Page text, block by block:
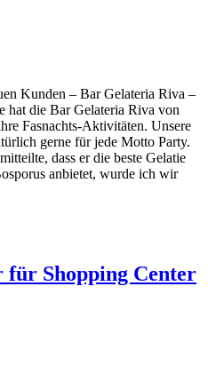
Kunden – Bar Gelateria Riva –
hat die Bar Gelateria Riva von
Fasnachts-Aktivitäten. Unsere
gerne für jede Motto Party.
dass er die beste Gelatie
anbietet, wurde ich wir
für Shopping Center